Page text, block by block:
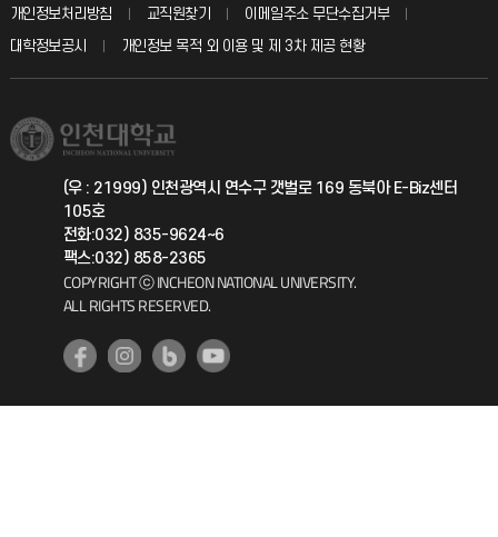
입학안내
취업정보(학생)
칭찬마당
학생서비스 지킴이
총동문회
교육혁신본부
국제지원과
공자아카데미
기초교육원
개인정보처리방침 교직원찾기
이메일주소 무단수집거부
대학정보공시
개인정보 목적 외 이용 및 제 3차 제공 현황
(우 : 21999) 인천광역시 연수구 갯벌로 169 동북아 E-Biz센터
105호
전화:032) 835-9624~6
팩스:032) 858-2365
COPYRIGHT ⓒ INCHEON NATIONAL UNIVERSITY.
ALL RIGHTS RESERVED.